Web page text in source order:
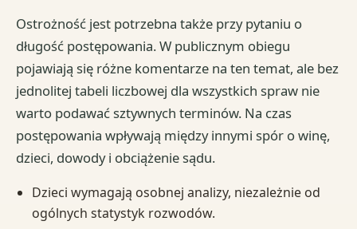
Ostrożność jest potrzebna także przy pytaniu o
długość postępowania. W publicznym obiegu
pojawiają się różne komentarze na ten temat, ale bez
jednolitej tabeli liczbowej dla wszystkich spraw nie
warto podawać sztywnych terminów. Na czas
postępowania wpływają między innymi spór o winę,
dzieci, dowody i obciążenie sądu.
Dzieci wymagają osobnej analizy, niezależnie od
ogólnych statystyk rozwodów.